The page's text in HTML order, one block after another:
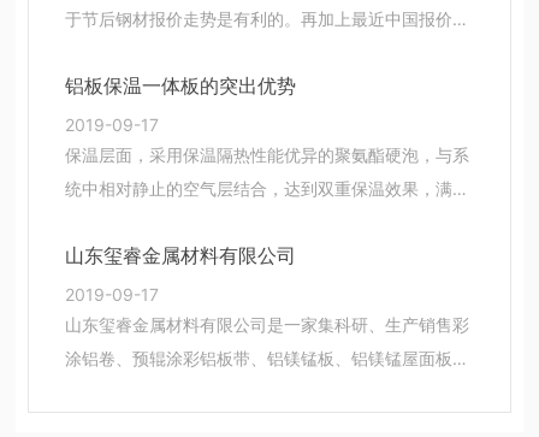
于节后钢材报价走势是有利的。再加上最近中国报价处
且不排除短期内可能快速上涨的行情出现。
铝板保温一体板的突出优势
2019-09-17
保温层面，采用保温隔热性能优异的聚氨酯硬泡，与系
统中相对静止的空气层结合，达到双重保温效果，满足
用，对促进国家节能减排起到积极推进作用。
山东玺睿金属材料有限公司
2019-09-17
山东玺睿金属材料有限公司是一家集科研、生产销售彩
涂铝卷、预辊涂彩铝板带、铝镁锰板、铝镁锰屋面板、